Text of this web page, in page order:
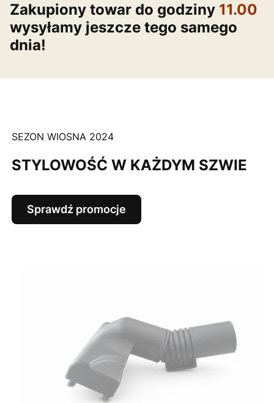
Zakupiony towar do godziny 11.00
wysyłamy jeszcze tego samego
dnia!
SEZON WIOSNA 2024
STYLOWOŚĆ W KAŻDYM SZWIE
Sprawdź promocje